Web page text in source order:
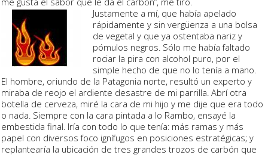
Justamente a mí, que había apelado
rápidamente y sin vergüenza a una bolsa
de vegetal y que ya ostentaba nariz y
pómulos negros. Sólo me había faltado
rociar la pira con alcohol puro, por el
simple hecho de que no lo tenía a mano.
El hombre, oriundo de la Patagonia norte, resultó un experto y
miraba de reojo el ardiente desastre de mi parrilla. Abrí otra
botella de cerveza, miré la cara de mi hijo y me dije que era todo
o nada. Siempre con la cara pintada a lo Rambo, ensayé la
embestida final. Iría con todo lo que tenía: más ramas y más
papel con diversos foco ignífugos en posiciones estratégicas; y
replantearía la ubicación de tres grandes trozos de carbón que